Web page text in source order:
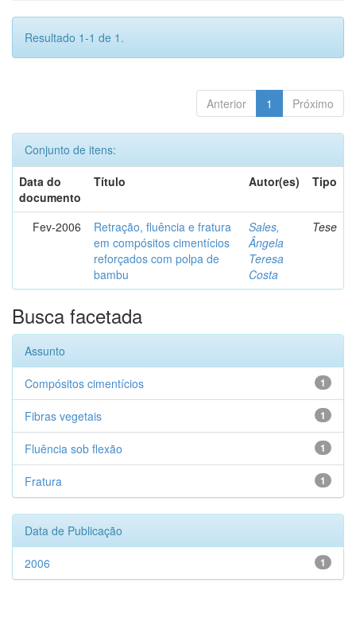
Resultado 1-1 de 1.
Anterior 1 Próximo
Conjunto de itens:
Data do
documento
Título Autor(es) Tipo
Fev-2006
Retração, fluência e fratura
em compósitos cimentícios
reforçados com polpa de
bambu
Sales,
Ângela
Teresa
Costa
Tese
Busca facetada
Assunto
1
Compósitos cimentícios
1
Fibras vegetais
1
Fluência sob flexão
1
Fratura
Data de Publicação
1
2006